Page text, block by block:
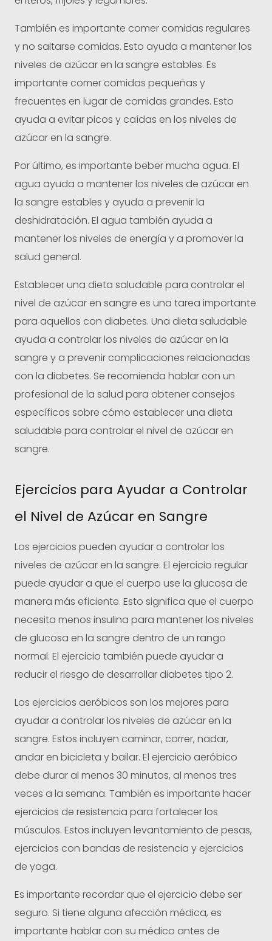
También es importante comer comidas regulares
y no saltarse comidas. Esto ayuda a mantener los
niveles de azúcar en la sangre estables. Es
importante comer comidas pequeñas y
frecuentes en lugar de comidas grandes. Esto
ayuda a evitar picos y caídas en los niveles de
azúcar en la sangre.
Por último, es importante beber mucha agua. El
agua ayuda a mantener los niveles de azúcar en
la sangre estables y ayuda a prevenir la
deshidratación. El agua también ayuda a
mantener los niveles de energía y a promover la
salud general.
Establecer una dieta saludable para controlar el
nivel de azúcar en sangre es una tarea importante
para aquellos con diabetes. Una dieta saludable
ayuda a controlar los niveles de azúcar en la
sangre y a prevenir complicaciones relacionadas
con la diabetes. Se recomienda hablar con un
profesional de la salud para obtener consejos
específicos sobre cómo establecer una dieta
saludable para controlar el nivel de azúcar en
sangre.
Ejercicios para Ayudar a Controlar
el Nivel de Azúcar en Sangre
Los ejercicios pueden ayudar a controlar los
niveles de azúcar en la sangre. El ejercicio regular
puede ayudar a que el cuerpo use la glucosa de
manera más eficiente. Esto significa que el cuerpo
necesita menos insulina para mantener los niveles
de glucosa en la sangre dentro de un rango
normal. El ejercicio también puede ayudar a
reducir el riesgo de desarrollar diabetes tipo 2.
Los ejercicios aeróbicos son los mejores para
ayudar a controlar los niveles de azúcar en la
sangre. Estos incluyen caminar, correr, nadar,
andar en bicicleta y bailar. El ejercicio aeróbico
debe durar al menos 30 minutos, al menos tres
veces a la semana. También es importante hacer
ejercicios de resistencia para fortalecer los
músculos. Estos incluyen levantamiento de pesas,
ejercicios con bandas de resistencia y ejercicios
de yoga.
Es importante recordar que el ejercicio debe ser
seguro. Si tiene alguna afección médica, es
importante hablar con su médico antes de